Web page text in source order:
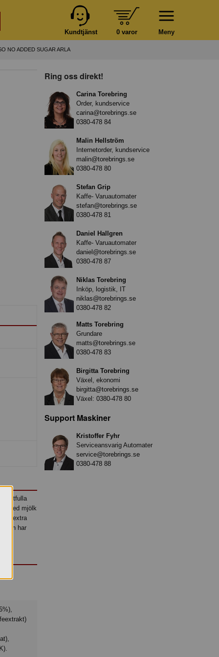
Meny
0 varor
Kundtjänst
NO ADDED SUGAR ARLA
kraftfulla
med mjölk
en extra
och har
Ring oss direkt!
Carina Torebring
Order, kundservice
carina@torebrings.se
0380-478 84
Malin Hellström
Internetorder, kundservice
malin@torebrings.se
0380-478 80
Stefan Grip
Kaffe- Varuautomater
stefan@torebrings.se
0380-478 81
Daniel Hallgren
Kaffe- Varuautomater
daniel@torebrings.se
0380-478 87
Niklas Torebring
Inköp, logistik, IT
niklas@torebrings.se
0380-478 82
Matts Torebring
Grundare
matts@torebrings.se
0380-478 83
Birgitta Torebring
Växel, ekonomi
birgitta@torebrings.se
Växel: 0380-478 80
Support Maskiner
Kristoffer Fyhr
Serviceansvarig Automater
service@torebrings.se
0380-478 88